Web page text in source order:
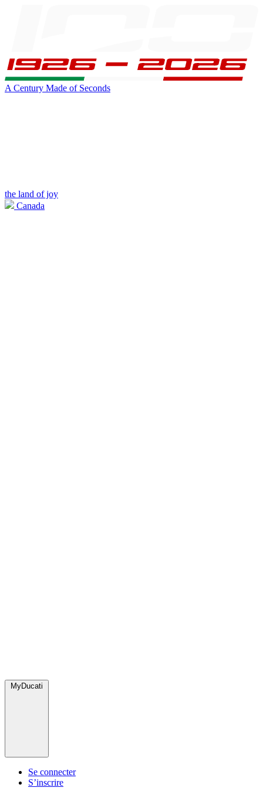
A Century Made of Seconds
the land of joy
Canada
MyDucati
Se connecter
S’inscrire